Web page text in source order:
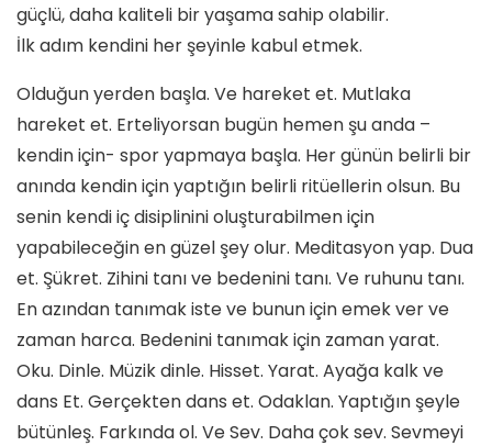
güçlü, daha kaliteli bir yaşama sahip olabilir.
İlk adım kendini her şeyinle kabul etmek.
Olduğun yerden başla. Ve hareket et. Mutlaka
hareket et. Erteliyorsan bugün hemen şu anda –
kendin için- spor yapmaya başla. Her günün belirli bir
anında kendin için yaptığın belirli ritüellerin olsun. Bu
senin kendi iç disiplinini oluşturabilmen için
yapabileceğin en güzel şey olur. Meditasyon yap. Dua
et. Şükret. Zihini tanı ve bedenini tanı. Ve ruhunu tanı.
En azından tanımak iste ve bunun için emek ver ve
zaman harca. Bedenini tanımak için zaman yarat.
Oku. Dinle. Müzik dinle. Hisset. Yarat. Ayağa kalk ve
dans Et. Gerçekten dans et. Odaklan. Yaptığın şeyle
bütünleş. Farkında ol. Ve Sev. Daha çok sev. Sevmeyi